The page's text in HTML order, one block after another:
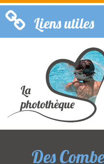
Liens utiles
Des